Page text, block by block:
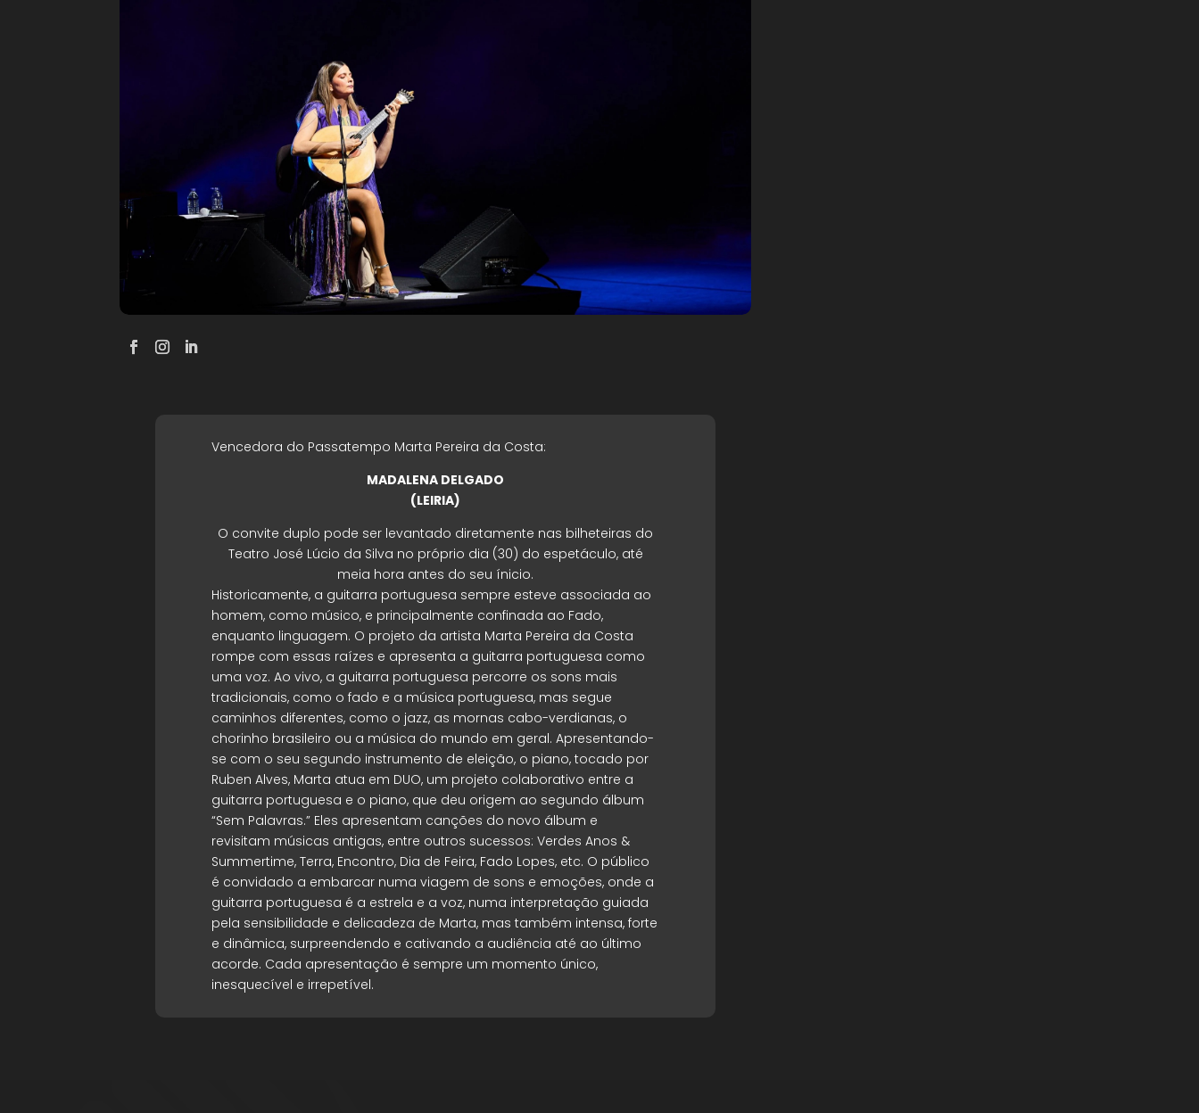
Vencedora do Passatempo Marta Pereira da Costa:
MADALENA DELGADO
(LEIRIA)
O convite duplo pode ser levantado diretamente nas bilheteiras do
Teatro José Lúcio da Silva no próprio dia (30) do espetáculo, até
meia hora antes do seu ínicio.
Historicamente, a guitarra portuguesa sempre esteve associada ao
homem, como músico, e principalmente confinada ao Fado,
enquanto linguagem. O projeto da artista Marta Pereira da Costa
rompe com essas raízes e apresenta a guitarra portuguesa como
uma voz. Ao vivo, a guitarra portuguesa percorre os sons mais
tradicionais, como o fado e a música portuguesa, mas segue
caminhos diferentes, como o jazz, as mornas cabo-verdianas, o
chorinho brasileiro ou a música do mundo em geral. Apresentando-
se com o seu segundo instrumento de eleição, o piano, tocado por
Ruben Alves, Marta atua em DUO, um projeto colaborativo entre a
guitarra portuguesa e o piano, que deu origem ao segundo álbum
“Sem Palavras.” Eles apresentam canções do novo álbum e
revisitam músicas antigas, entre outros sucessos: Verdes Anos &
Summertime, Terra, Encontro, Dia de Feira, Fado Lopes, etc. O público
é convidado a embarcar numa viagem de sons e emoções, onde a
guitarra portuguesa é a estrela e a voz, numa interpretação guiada
pela sensibilidade e delicadeza de Marta, mas também intensa, forte
e dinâmica, surpreendendo e cativando a audiência até ao último
acorde. Cada apresentação é sempre um momento único,
inesquecível e irrepetível.